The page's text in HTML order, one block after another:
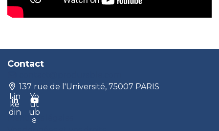
Contact
137 rue de l'Université, 75007 PARIS
Lin
ke
din
Yo
ut
ub
e
Mentions légales